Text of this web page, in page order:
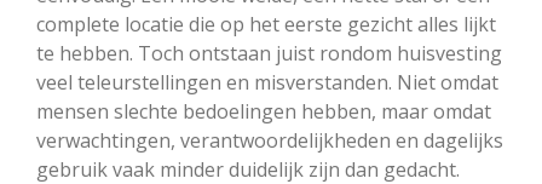
complete locatie die op het eerste gezicht alles lijkt
te hebben. Toch ontstaan juist rondom huisvesting
veel teleurstellingen en misverstanden. Niet omdat
mensen slechte bedoelingen hebben, maar omdat
verwachtingen, verantwoordelijkheden en dagelijks
gebruik vaak minder duidelijk zijn dan gedacht.